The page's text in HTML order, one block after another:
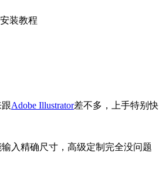
跟Adobe Illustrator差不多，上手特别快
能输入精确尺寸，高级定制完全没问题